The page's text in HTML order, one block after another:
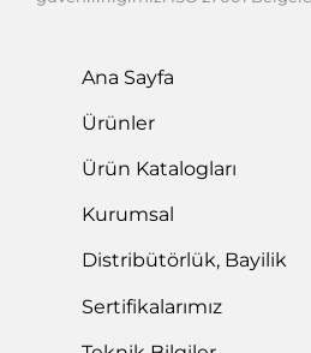
ISO 45001:2018
herkese verdiğimiz değer ile hak
taahhüdümüz...
Devam →